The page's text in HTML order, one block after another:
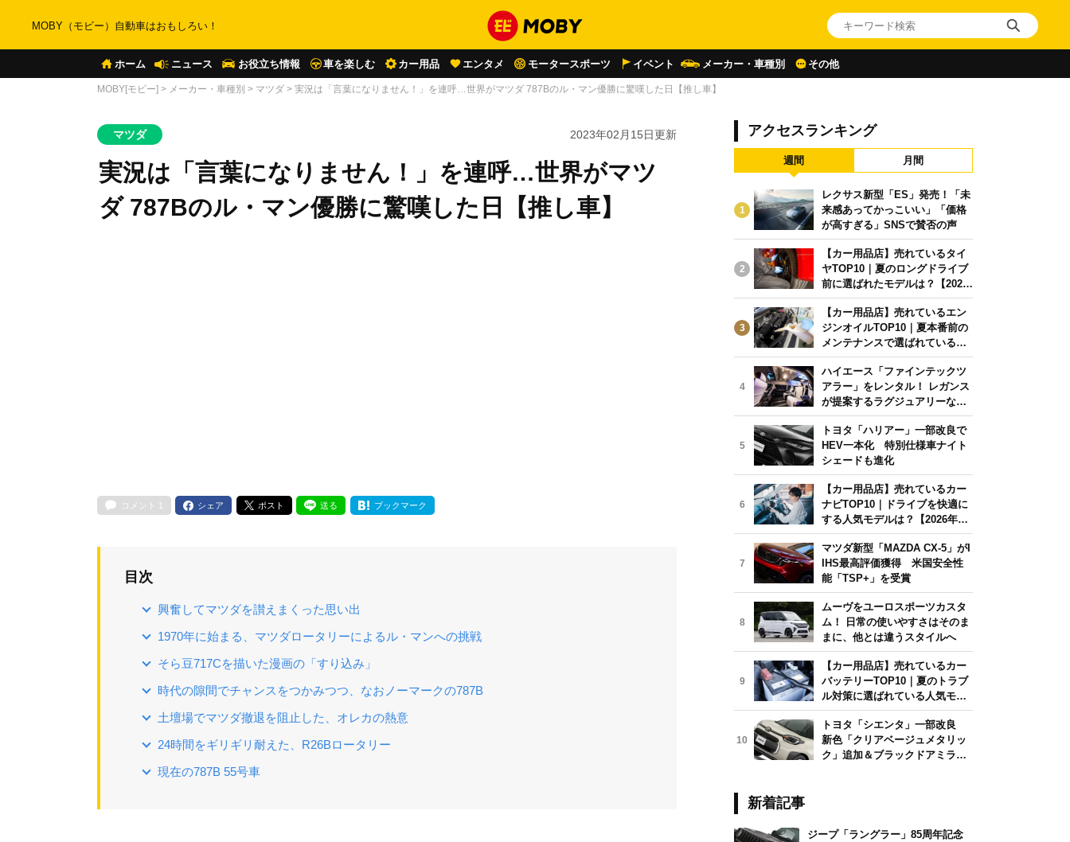
MOBY（モビー）自動車はおもしろい！
ホーム ニュース お役立ち情報 車を楽しむ カー用品 エンタメ モータースポーツ イベント メーカー・車種別 その他
MOBY[モビー] > メーカー・車種別 > マツダ > 実況は「言葉になりません！」を連呼…世界がマツダ 787Bのル・マン優勝に驚嘆した日【推し車】
マツダ 2023年02月15日更新
実況は「言葉になりません！」を連呼…世界がマツ
ダ 787Bのル・マン優勝に驚嘆した日【推し車】
コメント 1 シェア ポスト 送る ブックマーク
目次
興奮してマツダを讃えまくった思い出
1970年に始まる、マツダロータリーによるル・マンへの挑戦
そら豆717Cを描いた漫画の「すり込み」
時代の隙間でチャンスをつかみつつ、なおノーマークの787B
土壇場でマツダ撤退を阻止した、オレカの熱意
24時間をギリギリ耐えた、R26Bロータリー
現在の787B 55号車
アクセスランキング
週間 月間
1
レクサス新型「ES」発売！「未
来感あってかっこいい」「価格
が高すぎる」SNSで賛否の声
2
【カー用品店】売れているタイ
ヤTOP10｜夏のロングドライブ
前に選ばれたモデルは？【2026
年6月版】
3
【カー用品店】売れているエン
ジンオイルTOP10｜夏本番前の
メンテナンスで選ばれている人
気モデルは？【2026年6月版】
4
ハイエース「ファインテックツ
アラー」をレンタル！ レガンス
が提案するラグジュアリーな移
動体験
5
トヨタ「ハリアー」一部改良で
HEV一本化 特別仕様車ナイト
シェードも進化
6
【カー用品店】売れているカー
ナビTOP10｜ドライブを快適に
する人気モデルは？【2026年6
月版】
7
マツダ新型「MAZDA CX-5」がI
IHS最高評価獲得 米国安全性
能「TSP+」を受賞
8
ムーヴをユーロスポーツカスタ
ム！ 日常の使いやすさはそのま
まに、他とは違うスタイルへ
9
【カー用品店】売れているカー
バッテリーTOP10｜夏のトラブ
ル対策に選ばれている人気モデ
ルは？【2026年6月版】
10
トヨタ「シエンタ」一部改良
新色「クリアベージュメタリッ
ク」追加＆ブラックドアミラー
新着記事
ジープ「ラングラー」85周年記念